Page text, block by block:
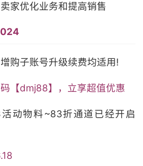
家优化业务和提高销售
购子账号升级续费均适用!
【dmj88】，立享超值优惠
动物料~83折通道已经开启